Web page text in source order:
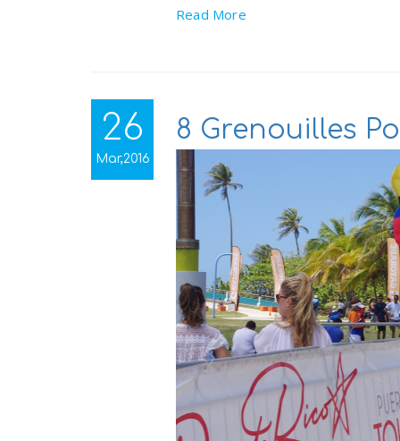
Read More
26
Mar,2016
8 Grenouilles